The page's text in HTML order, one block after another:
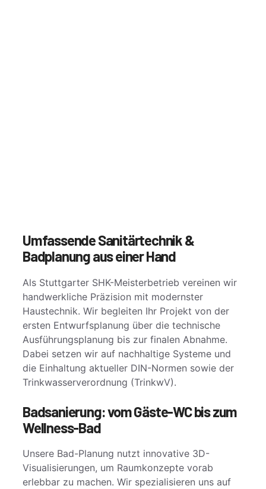
Umfassende Sanitärtechnik &
Badplanung aus einer Hand
Als Stuttgarter SHK-Meisterbetrieb vereinen wir
handwerkliche Präzision mit modernster
Haustechnik. Wir begleiten Ihr Projekt von der
ersten Entwurfsplanung über die technische
Ausführungsplanung bis zur finalen Abnahme.
Dabei setzen wir auf nachhaltige Systeme und
die Einhaltung aktueller DIN-Normen sowie der
Trinkwasserverordnung (TrinkwV).
Badsanierung: vom Gäste-WC bis zum
Wellness-Bad
Unsere Bad-Planung nutzt innovative 3D-
Visualisierungen, um Raumkonzepte vorab
erlebbar zu machen. Wir spezialisieren uns auf